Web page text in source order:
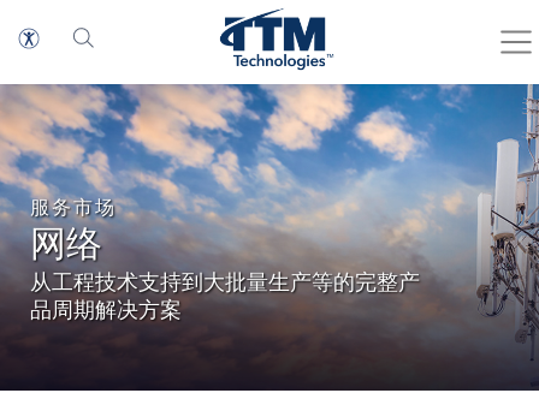
服务市场
网络
从工程技术支持到大批量生产等的完整产
品周期解决方案